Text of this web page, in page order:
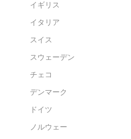
イギリス
イタリア
スイス
スウェーデン
チェコ
デンマーク
ドイツ
ノルウェー